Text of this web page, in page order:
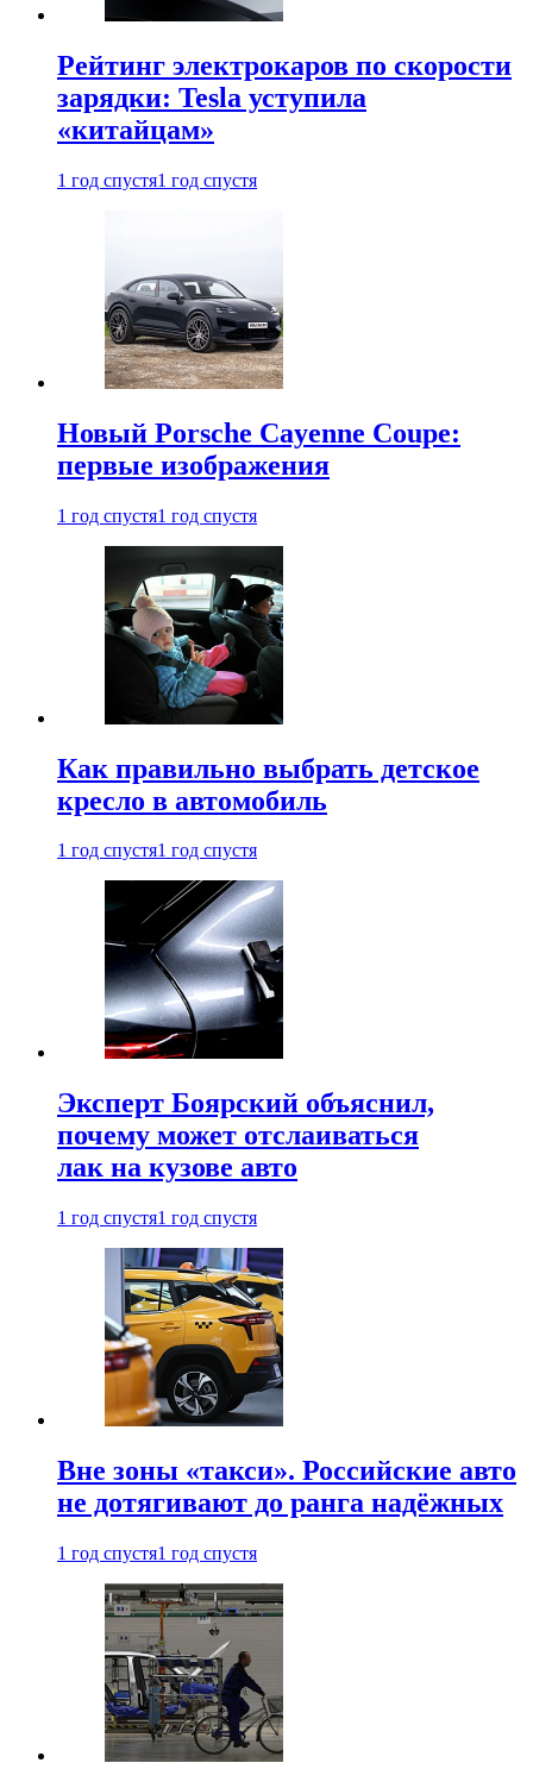
Рейтинг электрокаров по скорости
зарядки: Tesla уступила
«китайцам»
1 год спустя1 год спустя
Новый Porsche Cayenne Coupe:
первые изображения
1 год спустя1 год спустя
Как правильно выбрать детское
кресло в автомобиль
1 год спустя1 год спустя
Эксперт Боярский объяснил,
почему может отслаиваться
лак на кузове авто
1 год спустя1 год спустя
Вне зоны «такси». Российские авто
не дотягивают до ранга надёжных
1 год спустя1 год спустя